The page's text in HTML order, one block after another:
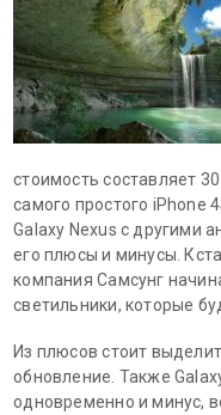
стоимость составляет
самого простого iPhone
Galaxy Nexus с другими
его плюсы и минусы.
компания Самсунг
светильники, которые
Из плюсов стоит
обновление. Также
одновременно и минус,